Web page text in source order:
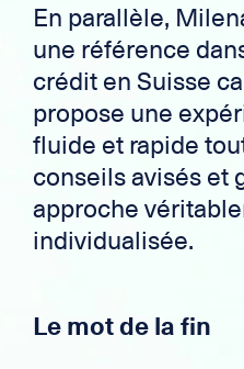
En parallèle,
une référence
crédit en Suisse
propose une
fluide et rapide
conseils avisés et
approche
individualisée.
Le mot de la fin